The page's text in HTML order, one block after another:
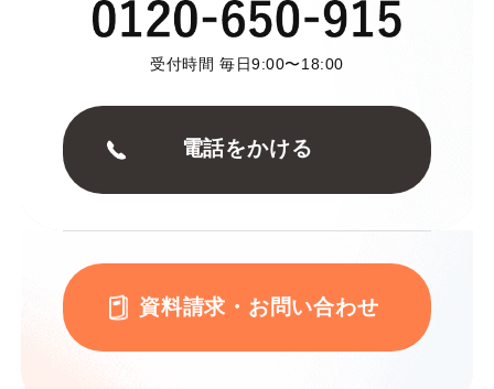
受付時間 毎日9:00〜18:00
電話をかける
資料請求・お問い合わせ